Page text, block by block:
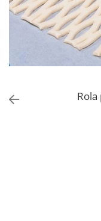
Stickere Copii
Stickere Florale
Stickere Diverse
Stickere Pentru Usi
Markere Corectoare -
Mobilier